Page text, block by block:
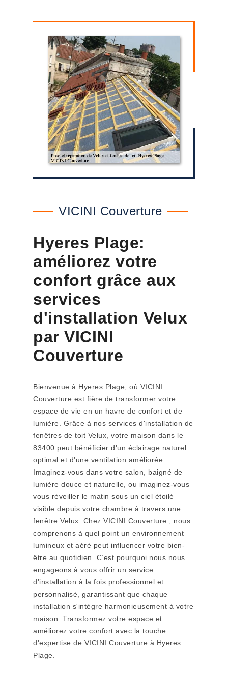
VICINI Couverture
Hyeres Plage:
améliorez votre
confort grâce aux
services
d'installation Velux
par VICINI
Couverture
Bienvenue à Hyeres Plage, où VICINI
Couverture est fière de transformer votre
espace de vie en un havre de confort et de
lumière. Grâce à nos services d'installation de
fenêtres de toit Velux, votre maison dans le
83400 peut bénéficier d'un éclairage naturel
optimal et d'une ventilation améliorée.
Imaginez-vous dans votre salon, baigné de
lumière douce et naturelle, ou imaginez-vous
vous réveiller le matin sous un ciel étoilé
visible depuis votre chambre à travers une
fenêtre Velux. Chez VICINI Couverture , nous
comprenons à quel point un environnement
lumineux et aéré peut influencer votre bien-
être au quotidien. C’est pourquoi nous nous
engageons à vous offrir un service
d'installation à la fois professionnel et
personnalisé, garantissant que chaque
installation s'intègre harmonieusement à votre
maison. Transformez votre espace et
améliorez votre confort avec la touche
d'expertise de VICINI Couverture à Hyeres
Plage.